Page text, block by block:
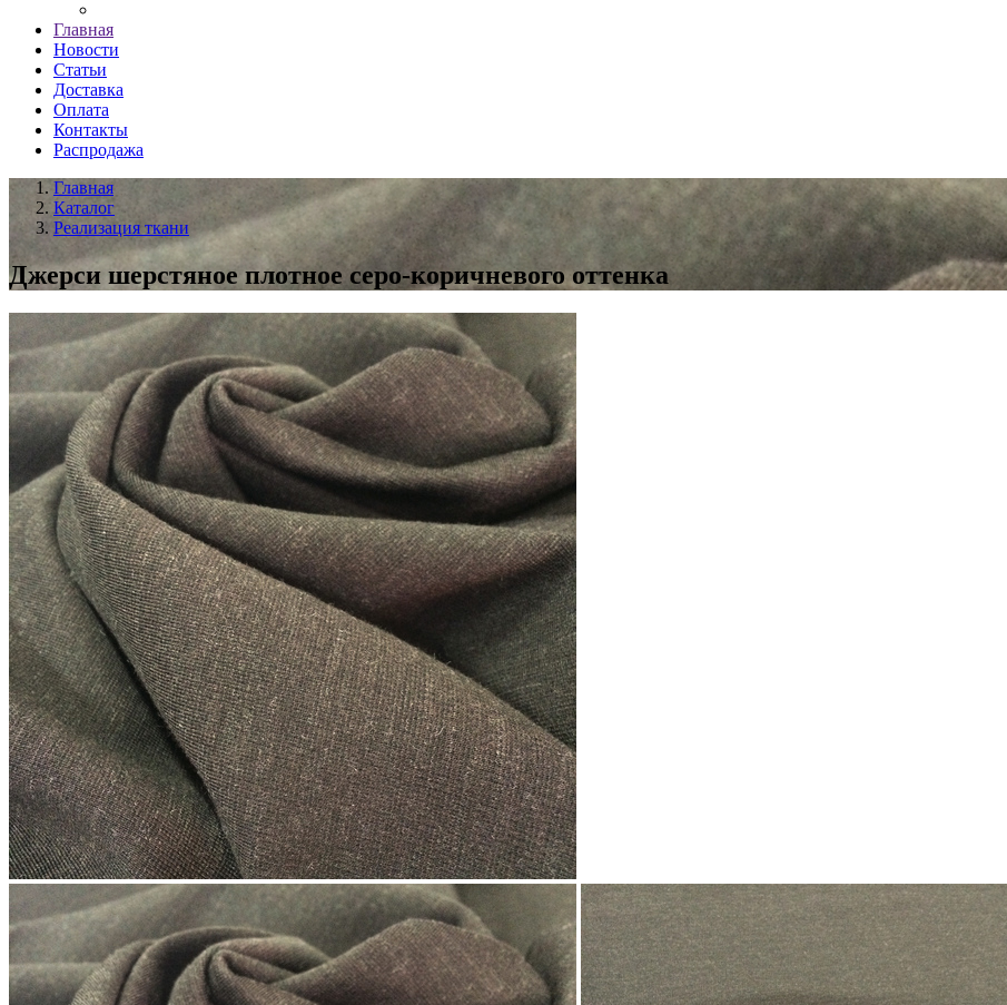
Главная
Новости
Статьи
Доставка
Оплата
Контакты
Распродажа
Главная
Каталог
Реализация ткани
Джерси шерстяное плотное серо-коричневого оттенка